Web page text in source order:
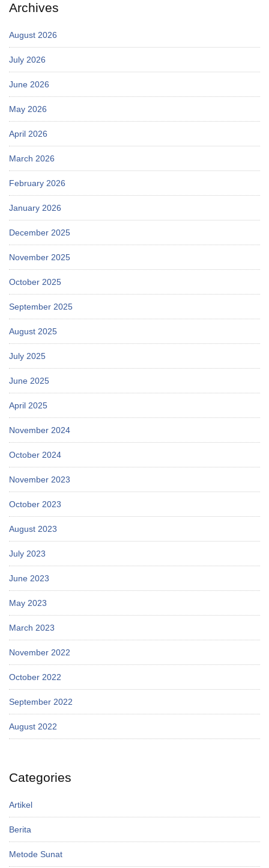
Archives
August 2026
July 2026
June 2026
May 2026
April 2026
March 2026
February 2026
January 2026
December 2025
November 2025
October 2025
September 2025
August 2025
July 2025
June 2025
April 2025
November 2024
October 2024
November 2023
October 2023
August 2023
July 2023
June 2023
May 2023
March 2023
November 2022
October 2022
September 2022
August 2022
Categories
Artikel
Berita
Metode Sunat